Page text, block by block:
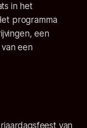
in het
programma
een
een
van